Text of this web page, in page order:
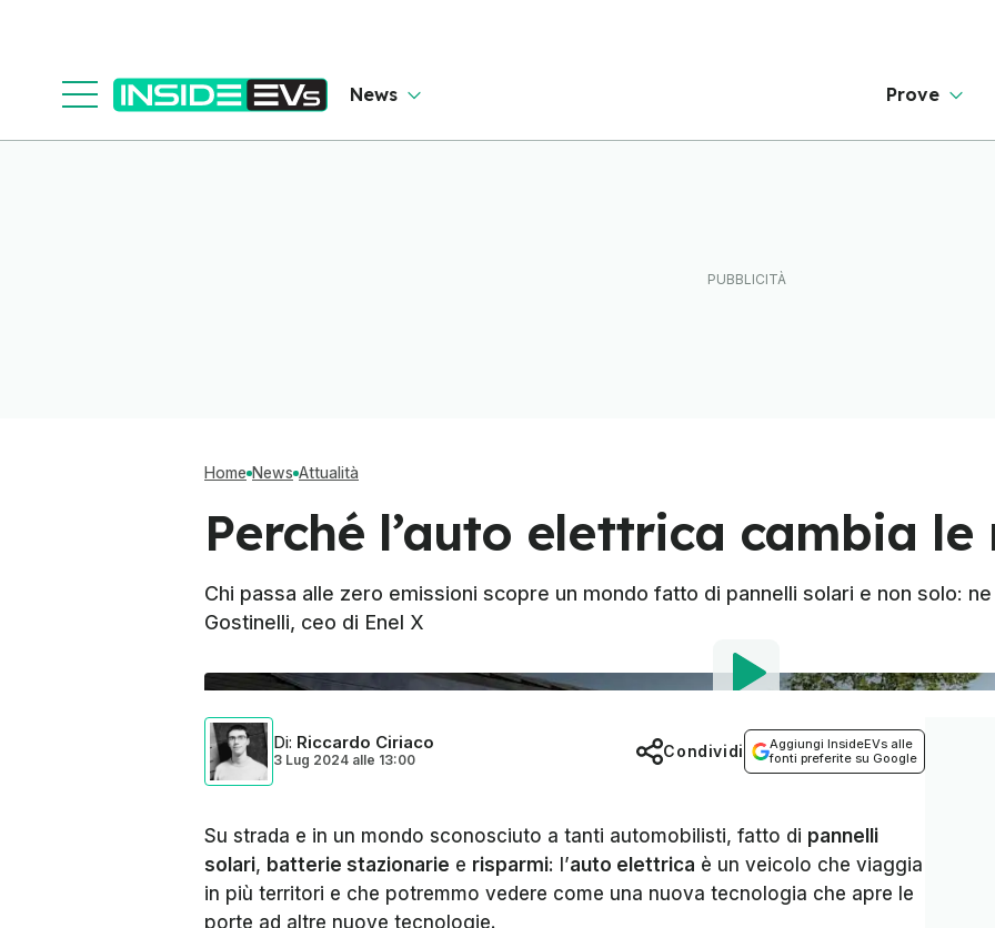
News Prove
Home News Attualità
Perché l’auto elettrica cambia le
Chi passa alle zero emissioni scopre un mondo fatto di pannelli solari e non solo:
Gostinelli, ceo di Enel X
Di: Riccardo Ciriaco
3 Lug 2024 alle 13:00
Aggiungi InsideEVs alle
fonti preferite su Google
Condividi
Su strada e in un mondo sconosciuto a tanti automobilisti, fatto di pannelli
solari, batterie stazionarie e risparmi: l’auto elettrica è un veicolo che viaggia
in più territori e che potremmo vedere come una nuova tecnologia che apre le
porte ad altre nuove tecnologie.